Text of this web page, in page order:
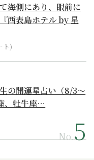
海側にあり、眼前に
西表島ホテル by 星
ト)
の開運星占い（8/3～
、牡牛座…
No.